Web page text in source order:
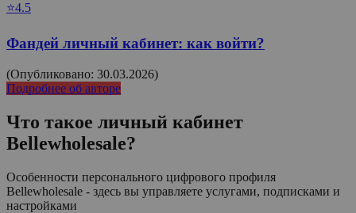
⭐4.5
Фандей личный кабинет: как войти?
(Опубликовано: 30.03.2026)
Подробнее об авторе
Что такое личный кабинет
Bellewholesale?
Особенности персонального цифрового профиля
Bellewholesale - здесь вы управляете услугами, подписками и
настройками